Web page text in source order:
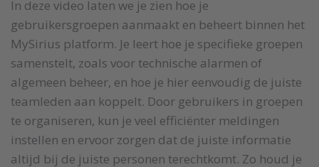
In deze video laten we je zien hoe je
gebruikersgroepen aanmaakt en beheert binnen het
MySirius platform. Je leert hoe je specifieke groepen
samenstelt, zoals voor technische alarmen of
algemeen beheer, en hoe je hier eenvoudig de juiste
teamleden aan koppelt. Door gebruikers in groepen
te organiseren, kun je veel efficiënter meldingen
instellen en ervoor zorgen dat de juiste informatie
altijd bij de juiste personen terechtkomt. Zo houd je